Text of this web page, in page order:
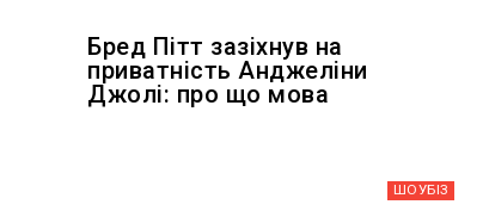
Бред Пітт зазіхнув на
приватність Анджеліни
Джолі: про що мова
ШОУБIЗ